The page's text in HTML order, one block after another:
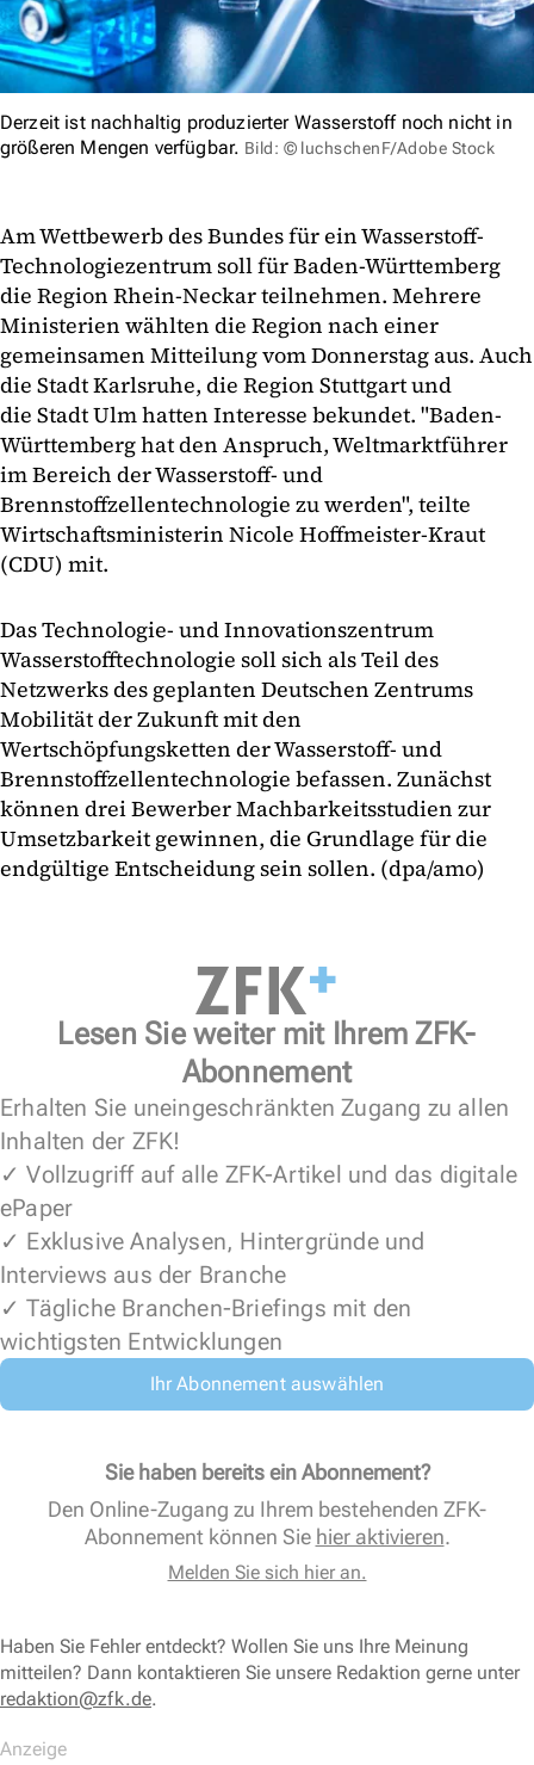
Derzeit ist nachhaltig produzierter Wasserstoff noch nicht in
größeren Mengen verfügbar. Bild: © luchschenF/Adobe Stock
Am Wettbewerb des Bundes für ein Wasserstoff-
Technologiezentrum soll für Baden-Württemberg
die Region Rhein-Neckar teilnehmen. Mehrere
Ministerien wählten die Region nach einer
gemeinsamen Mitteilung vom Donnerstag aus. Auch
die Stadt Karlsruhe, die Region Stuttgart und
die Stadt Ulm hatten Interesse bekundet. "Baden-
Württemberg hat den Anspruch, Weltmarktführer
im Bereich der Wasserstoff- und
Brennstoffzellentechnologie zu werden", teilte
Wirtschaftsministerin Nicole Hoffmeister-Kraut
(CDU) mit.
Das Technologie- und Innovationszentrum
Wasserstofftechnologie soll sich als Teil des
Netzwerks des geplanten Deutschen Zentrums
Mobilität der Zukunft mit den
Wertschöpfungsketten der Wasserstoff- und
Brennstoffzellentechnologie befassen. Zunächst
können drei Bewerber Machbarkeitsstudien zur
Umsetzbarkeit gewinnen, die Grundlage für die
endgültige Entscheidung sein sollen. (dpa/amo)
Lesen Sie weiter mit Ihrem ZFK-
Abonnement
Erhalten Sie uneingeschränkten Zugang zu allen
Inhalten der ZFK!
✓ Vollzugriff auf alle ZFK-Artikel und das digitale
ePaper
✓ Exklusive Analysen, Hintergründe und
Interviews aus der Branche
✓ Tägliche Branchen-Briefings mit den
wichtigsten Entwicklungen
Ihr Abonnement auswählen
Sie haben bereits ein Abonnement?
Den Online-Zugang zu Ihrem bestehenden ZFK-
Abonnement können Sie hier aktivieren.
Melden Sie sich hier an.
Haben Sie Fehler entdeckt? Wollen Sie uns Ihre Meinung
mitteilen? Dann kontaktieren Sie unsere Redaktion gerne unter
redaktion@zfk.de.